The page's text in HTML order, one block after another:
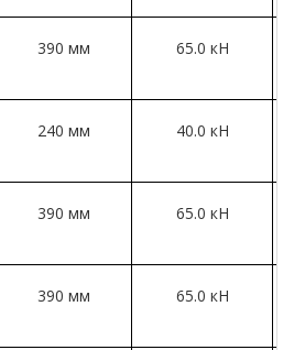
390 мм 65.0 кН
240 мм 40.0 кН
390 мм 65.0 кН
390 мм 65.0 кН